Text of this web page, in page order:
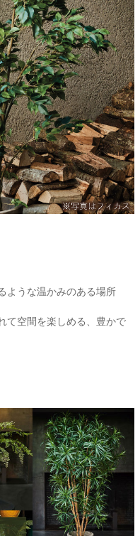
ような温かみのある場所
て空間を楽しめる、豊かで